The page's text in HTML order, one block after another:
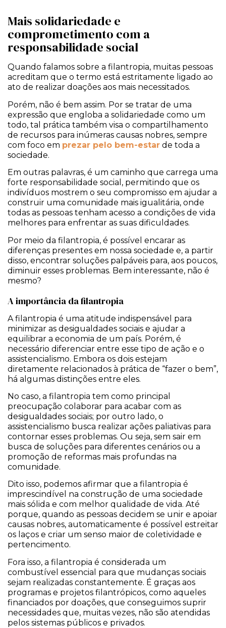
Mais solidariedade e
comprometimento com a
responsabilidade social
Quando falamos sobre a filantropia, muitas pessoas
acreditam que o termo está estritamente ligado ao
ato de realizar doações aos mais necessitados.
Porém, não é bem assim. Por se tratar de uma
expressão que engloba a solidariedade como um
todo, tal prática também visa o compartilhamento
de recursos para inúmeras causas nobres, sempre
com foco em prezar pelo bem-estar de toda a
sociedade.
Em outras palavras, é um caminho que carrega uma
forte responsabilidade social, permitindo que os
indivíduos mostrem o seu compromisso em ajudar a
construir uma comunidade mais igualitária, onde
todas as pessoas tenham acesso a condições de vida
melhores para enfrentar as suas dificuldades.
Por meio da filantropia, é possível encarar as
diferenças presentes em nossa sociedade e, a partir
disso, encontrar soluções palpáveis para, aos poucos,
diminuir esses problemas. Bem interessante, não é
mesmo?
A importância da filantropia
A filantropia é uma atitude indispensável para
minimizar as desigualdades sociais e ajudar a
equilibrar a economia de um país. Porém, é
necessário diferenciar entre esse tipo de ação e o
assistencialismo. Embora os dois estejam
diretamente relacionados à prática de “fazer o bem”,
há algumas distinções entre eles.
No caso, a filantropia tem como principal
preocupação colaborar para acabar com as
desigualdades sociais; por outro lado, o
assistencialismo busca realizar ações paliativas para
contornar esses problemas. Ou seja, sem sair em
busca de soluções para diferentes cenários ou a
promoção de reformas mais profundas na
comunidade.
Dito isso, podemos afirmar que a filantropia é
imprescindível na construção de uma sociedade
mais sólida e com melhor qualidade de vida. Até
porque, quando as pessoas decidem se unir e apoiar
causas nobres, automaticamente é possível estreitar
os laços e criar um senso maior de coletividade e
pertencimento.
Fora isso, a filantropia é considerada um
combustível essencial para que mudanças sociais
sejam realizadas constantemente. É graças aos
programas e projetos filantrópicos, como aqueles
financiados por doações, que conseguimos suprir
necessidades que, muitas vezes, não são atendidas
pelos sistemas públicos e privados.